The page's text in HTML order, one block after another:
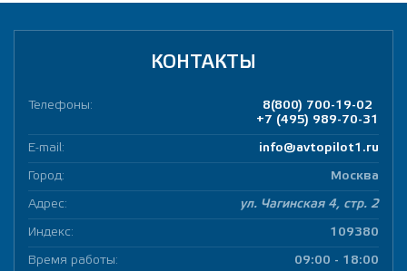
КОНТАКТЫ
Телефоны:
8(800) 700-19-02
+7 (495) 989-70-31
E-mail: info@avtopilot1.ru
Город: Москва
Адрес: ул. Чагинская 4, стр. 2
Индекс: 109380
Время работы: 09:00 - 18:00